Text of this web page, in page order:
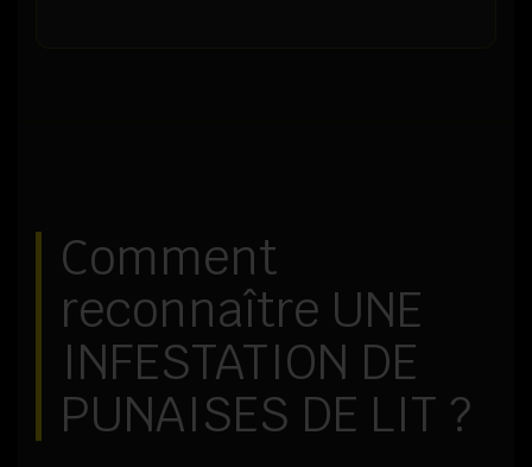
Comment
reconnaître UNE
INFESTATION DE
PUNAISES DE LIT ?